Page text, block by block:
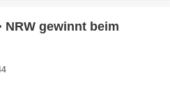
gewinnt beim